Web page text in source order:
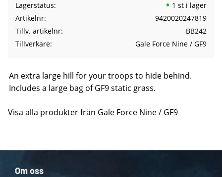
Lagerstatus
1 st i lager
Artikelnr
9420020247819
Tillv. artikelnr
BB242
Tillverkare
Gale Force Nine / GF9
An extra large hill for your troops to hide behind.
Includes a large bag of GF9 static grass.
Visa alla produkter från Gale Force Nine / GF9
Om oss